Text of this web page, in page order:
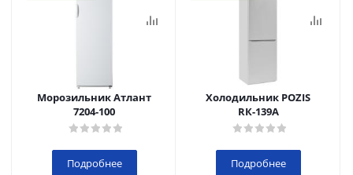
Морозильник Атлант
7204-100
Подробнее
Холодильник POZIS
RК-139А
Подробнее